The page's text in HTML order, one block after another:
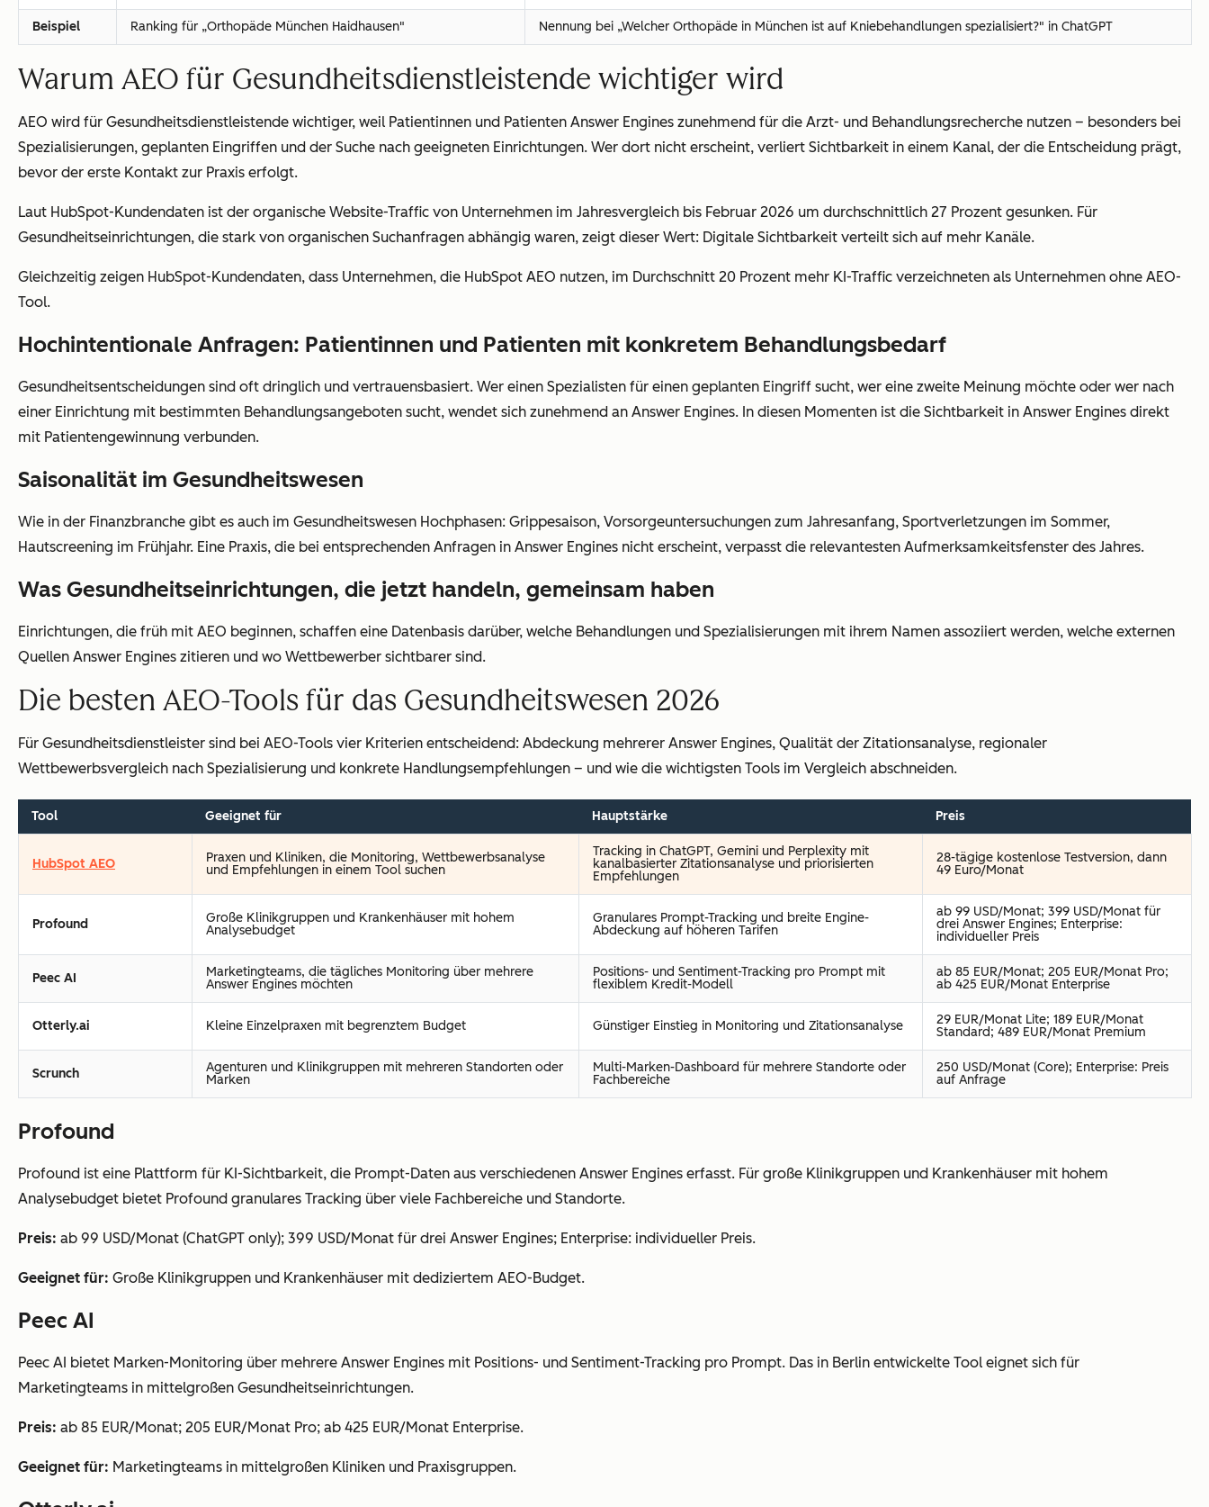
Beispiel Ranking für „Orthopäde München Haidhausen" Nennung bei „Welcher Orthopäde in München ist auf Kniebehandlungen spezialisiert?" in ChatGPT
Warum AEO für Gesundheitsdienstleistende wichtiger wird
AEO wird für Gesundheitsdienstleistende wichtiger, weil Patientinnen und Patienten Answer Engines zunehmend für die Arzt- und Behandlungsrecherche nutzen – besonders bei
Spezialisierungen, geplanten Eingriffen und der Suche nach geeigneten Einrichtungen. Wer dort nicht erscheint, verliert Sichtbarkeit in einem Kanal, der die Entscheidung prägt,
bevor der erste Kontakt zur Praxis erfolgt.
Laut HubSpot-Kundendaten ist der organische Website-Traffic von Unternehmen im Jahresvergleich bis Februar 2026 um durchschnittlich 27 Prozent gesunken. Für
Gesundheitseinrichtungen, die stark von organischen Suchanfragen abhängig waren, zeigt dieser Wert: Digitale Sichtbarkeit verteilt sich auf mehr Kanäle.
Gleichzeitig zeigen HubSpot-Kundendaten, dass Unternehmen, die HubSpot AEO nutzen, im Durchschnitt 20 Prozent mehr KI-Traffic verzeichneten als Unternehmen ohne AEO-
Tool.
Hochintentionale Anfragen: Patientinnen und Patienten mit konkretem Behandlungsbedarf
Gesundheitsentscheidungen sind oft dringlich und vertrauensbasiert. Wer einen Spezialisten für einen geplanten Eingriff sucht, wer eine zweite Meinung möchte oder wer nach
einer Einrichtung mit bestimmten Behandlungsangeboten sucht, wendet sich zunehmend an Answer Engines. In diesen Momenten ist die Sichtbarkeit in Answer Engines direkt
mit Patientengewinnung verbunden.
Saisonalität im Gesundheitswesen
Wie in der Finanzbranche gibt es auch im Gesundheitswesen Hochphasen: Grippesaison, Vorsorgeuntersuchungen zum Jahresanfang, Sportverletzungen im Sommer,
Hautscreening im Frühjahr. Eine Praxis, die bei entsprechenden Anfragen in Answer Engines nicht erscheint, verpasst die relevantesten Aufmerksamkeitsfenster des Jahres.
Was Gesundheitseinrichtungen, die jetzt handeln, gemeinsam haben
Einrichtungen, die früh mit AEO beginnen, schaffen eine Datenbasis darüber, welche Behandlungen und Spezialisierungen mit ihrem Namen assoziiert werden, welche externen
Quellen Answer Engines zitieren und wo Wettbewerber sichtbarer sind.
Die besten AEO-Tools für das Gesundheitswesen 2026
Für Gesundheitsdienstleister sind bei AEO-Tools vier Kriterien entscheidend: Abdeckung mehrerer Answer Engines, Qualität der Zitationsanalyse, regionaler
Wettbewerbsvergleich nach Spezialisierung und konkrete Handlungsempfehlungen – und wie die wichtigsten Tools im Vergleich abschneiden.
Tool Geeignet für Hauptstärke Preis
HubSpot AEO
Praxen und Kliniken, die Monitoring, Wettbewerbsanalyse
und Empfehlungen in einem Tool suchen
Tracking in ChatGPT, Gemini und Perplexity mit
kanalbasierter Zitationsanalyse und priorisierten
Empfehlungen
28-tägige kostenlose Testversion, dann
49 Euro/Monat
Profound
Große Klinikgruppen und Krankenhäuser mit hohem
Analysebudget
Granulares Prompt-Tracking und breite Engine-
Abdeckung auf höheren Tarifen
ab 99 USD/Monat; 399 USD/Monat für
drei Answer Engines; Enterprise:
individueller Preis
Peec AI
Marketingteams, die tägliches Monitoring über mehrere
Answer Engines möchten
Positions- und Sentiment-Tracking pro Prompt mit
flexiblem Kredit-Modell
ab 85 EUR/Monat; 205 EUR/Monat Pro;
ab 425 EUR/Monat Enterprise
Otterly.ai Kleine Einzelpraxen mit begrenztem Budget Günstiger Einstieg in Monitoring und Zitationsanalyse
29 EUR/Monat Lite; 189 EUR/Monat
Standard; 489 EUR/Monat Premium
Scrunch
Agenturen und Klinikgruppen mit mehreren Standorten oder
Marken
Multi-Marken-Dashboard für mehrere Standorte oder
Fachbereiche
250 USD/Monat (Core); Enterprise: Preis
auf Anfrage
Profound
Profound ist eine Plattform für KI-Sichtbarkeit, die Prompt-Daten aus verschiedenen Answer Engines erfasst. Für große Klinikgruppen und Krankenhäuser mit hohem
Analysebudget bietet Profound granulares Tracking über viele Fachbereiche und Standorte.
Preis: ab 99 USD/Monat (ChatGPT only); 399 USD/Monat für drei Answer Engines; Enterprise: individueller Preis.
Geeignet für: Große Klinikgruppen und Krankenhäuser mit dediziertem AEO-Budget.
Peec AI
Peec AI bietet Marken-Monitoring über mehrere Answer Engines mit Positions- und Sentiment-Tracking pro Prompt. Das in Berlin entwickelte Tool eignet sich für
Marketingteams in mittelgroßen Gesundheitseinrichtungen.
Preis: ab 85 EUR/Monat; 205 EUR/Monat Pro; ab 425 EUR/Monat Enterprise.
Geeignet für: Marketingteams in mittelgroßen Kliniken und Praxisgruppen.